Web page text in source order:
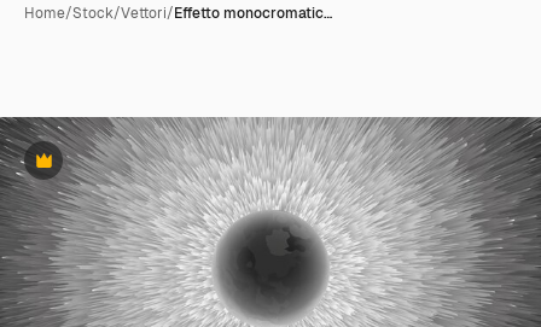
Home/Stock/Vettori/Effetto monocromatic…
Premium